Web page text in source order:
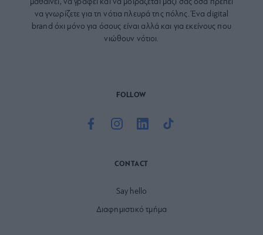
μαθαίνει, να γράφει και να μοιράζεται μαζί σας όσα πρέπει
να γνωρίζετε για τη νότια πλευρά της πόλης. Ένα digital
brand όχι μόνο για όσους είναι αλλά και για εκείνους που
νιώθουν νότιοι.
FOLLOW
CONTACT
Say hello
Διαφημιστικό τμήμα